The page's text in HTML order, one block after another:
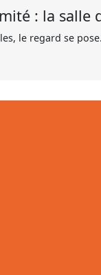
: la
le regard se